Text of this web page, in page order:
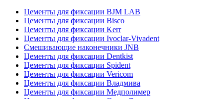
Цементы для фиксации BJM LAB
Цементы для фиксации Bisco
Цементы для фиксации Kerr
Цементы для фиксации Ivoclar-Vivadent
Смешивающие наконечники JNB
Цементы для фиксации Dentkist
Цементы для фиксации Spident
Цементы для фиксации Vericom
Цементы для фиксации Владмива
Цементы для фиксации Медполимер